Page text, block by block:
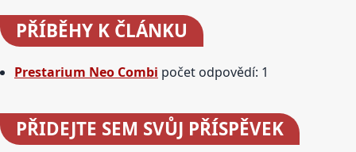
PŘÍBĚHY K ČLÁNKU
Prestarium Neo Combi počet odpovědí: 1
PŘIDEJTE SEM SVŮJ PŘÍSPĚVEK